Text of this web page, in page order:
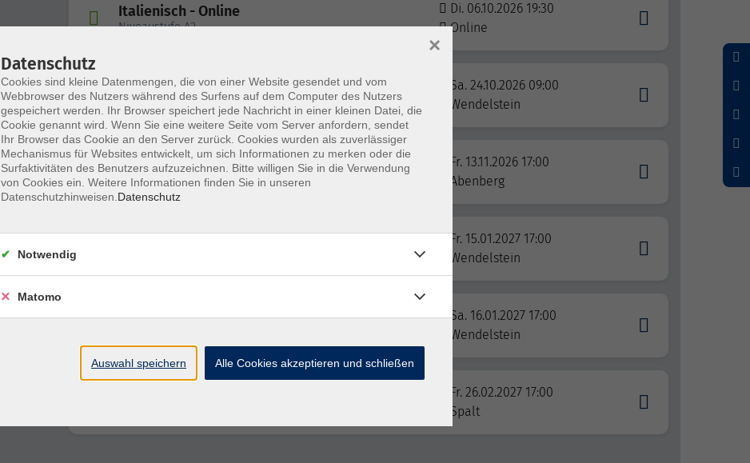
Italienisch - Online
Niveaustufe A2
Di. 06.10.2026 19:30
Online
Italienisch - Ripasso del passato prossimo
Niveaustufe A1/A2
Sa. 24.10.2026 09:00
Wendelstein
Kochkurs: Serata italiana di cucina
Cucinare come a casa mia
Fr. 13.11.2026 17:00
Abenberg
Fr. 15.01.2027 17:00
Wendelstein
Kochkurs: Serata italiana di cucina
Sa. 16.01.2027 17:00
Wendelstein
Fr. 26.02.2027 17:00
Spalt
Datenschutz
Cookies sind kleine Datenmengen, die von einer Website gesendet und vom
Webbrowser des Nutzers während des Surfens auf dem Computer des Nutzers
gespeichert werden. Ihr Browser speichert jede Nachricht in einer kleinen Datei, die
Cookie genannt wird. Wenn Sie eine weitere Seite vom Server anfordern, sendet
Ihr Browser das Cookie an den Server zurück. Cookies wurden als zuverlässiger
Mechanismus für Websites entwickelt, um sich Informationen zu merken oder die
Surfaktivitäten des Benutzers aufzuzeichnen. Bitte willigen Sie in die Verwendung
von Cookies ein. Weitere Informationen finden Sie in unseren
Datenschutzhinweisen. Datenschutz
×
Notwendig
Matomo
Auswahl speichern Alle Cookies akzeptieren und schließen